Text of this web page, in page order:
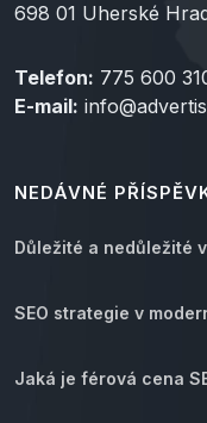
698 01 Uherské
Telefon: 775 600
E-mail:
NEDÁVNÉ
Důležité a nedůležité
SEO strategie v
Jaká je férová cena